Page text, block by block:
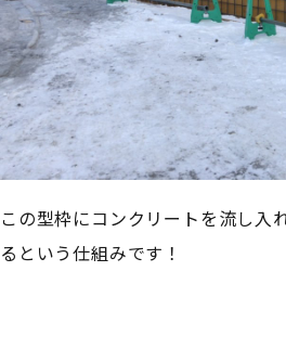
この型枠にコンクリートを流し入
るという仕組みです！